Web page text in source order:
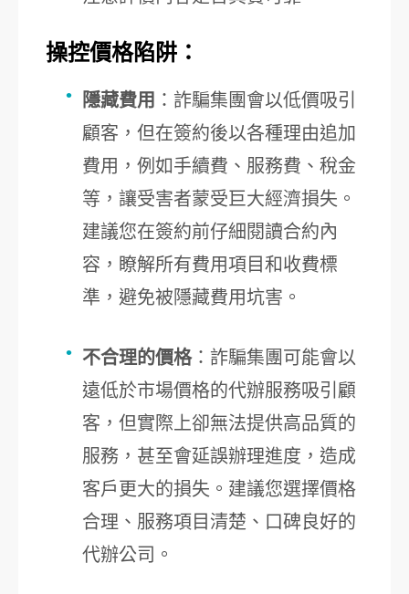
操控價格陷阱：
隱藏費用 ：詐騙集團會以低價吸引
顧客，但在簽約後以各種理由追加
費用，例如手續費、服務費、稅金
等，讓受害者蒙受巨大經濟損失。
建議您在簽約前仔細閱讀合約內
容，瞭解所有費用項目和收費標
準，避免被隱藏費用坑害。
不合理的價格：詐騙集團可能會以
遠低於市場價格的代辦服務吸引顧
客，但實際上卻無法提供高品質的
服務，甚至會延誤辦理進度，造成
客戶更大的損失。建議您選擇價格
合理、服務項目清楚、口碑良好的
代辦公司。